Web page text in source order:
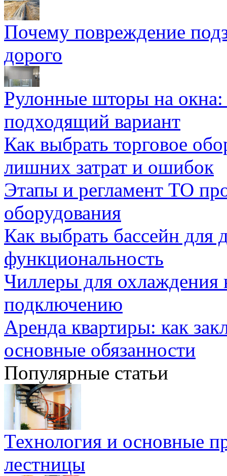
Почему повреждение
дорого
Рулонные шторы на
подходящий вариант
Как выбрать торговое
лишних затрат и ошибок
Этапы и регламент ТО
оборудования
Как выбрать бассейн для
функциональность
Чиллеры для охлаждения
подключению
Аренда квартиры: как
основные обязанности
Популярные статьи
Технология и основные
лестницы